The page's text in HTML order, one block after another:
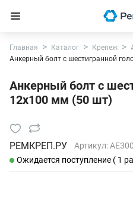
Главная Каталог Крепеж
Анкерный болт с шестигранной
Анкерный болт с
12х100 мм (50 шт)
РЕМКРЕП.РУ Артикул:
Ожидается поступление ( 1